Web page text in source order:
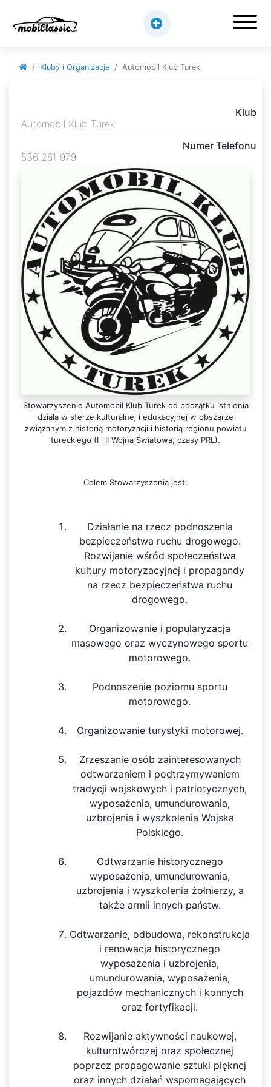
Kluby i Organizacje Automobil Klub Turek
Klub
Automobil Klub Turek
Numer Telefonu
536 261 979
Stowarzyszenie Automobil Klub Turek od początku istnienia
działa w sferze kulturalnej i edukacyjnej w obszarze
związanym z historią motoryzacji i historią regionu powiatu
tureckiego (I i II Wojna Światowa, czasy PRL).
Celem Stowarzyszenia jest:
Działanie na rzecz podnoszenia
bezpieczeństwa ruchu drogowego.
Rozwijanie wśród społeczeństwa
kultury motoryzacyjnej i propagandy
na rzecz bezpieczeństwa ruchu
drogowego.
Organizowanie i popularyzacja
masowego oraz wyczynowego sportu
motorowego.
Podnoszenie poziomu sportu
motorowego.
Organizowanie turystyki motorowej.
Zrzeszanie osób zainteresowanych
odtwarzaniem i podtrzymywaniem
tradycji wojskowych i patriotycznych,
wyposażenia, umundurowania,
uzbrojenia i wyszkolenia Wojska
Polskiego.
Odtwarzanie historycznego
wyposażenia, umundurowania,
uzbrojenia i wyszkolenia żołnierzy, a
także armii innych państw.
Odtwarzanie, odbudowa, rekonstrukcja
i renowacja historycznego
wyposażenia i uzbrojenia,
umundurowania, wyposażenia,
pojazdów mechanicznych i konnych
oraz fortyfikacji.
Rozwijanie aktywności naukowej,
kulturotwórczej oraz społecznej
poprzez propagowanie sztuki pięknej
oraz innych działań wspomagających